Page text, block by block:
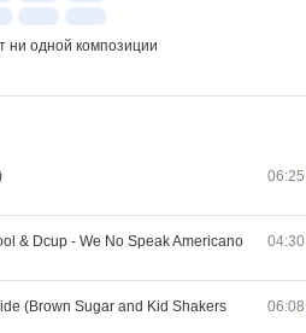
ни одной композиции
06:25
04:30
& Dcup - We No Speak Americano
06:08
(Brown Sugar and Kid Shakers